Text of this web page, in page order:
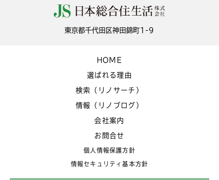
東京都千代田区神田錦町1-9
HOME
選ばれる理由
検索（リノサーチ）
情報（リノブログ）
会社案内
お問合せ
個人情報保護方針
情報セキュリティ基本方針